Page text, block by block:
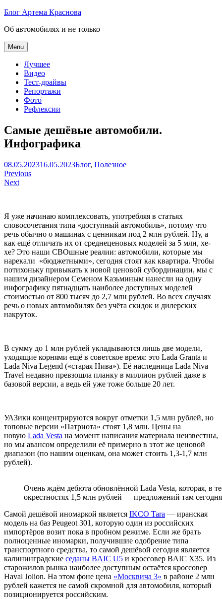
Skip
content
Блог Артема Краснова
Об автомобилях и не только
Menu
Лучшее
Видео
Тест-драйвы
Репортажи
Фото
Рефлексии
Самые дешёвые автомобили.
Инфографика
Артем
Краснов
08.05.202316.05.2023Блог, Полезное
Навигация
по
Previous
Next
Я уже начинаю комплексовать, употребляя в статьях
словосочетания типа «доступный автомобиль», потому что
речь обычно о машинах с ценникам под 2 млн рублей. Ну, а
как ещё отличать их от среднеценовых моделей за 5 млн, хе-
хе? Это наши СВОшные реалии: автомобили, которые мы
нарекали «бюджетными», сегодня стоят как квартира. Чтобы
потихоньку привыкать к новой ценовой субординации, мы с
нашим дизайнером Семеном Казьминым нанесли на одну
инфографику пятнадцать наиболее доступных моделей
стоимостью от 800 тысяч до 2,7 млн рублей. Во всех случаях
речь о новых автомобилях без учёта скидок и дилерских
накруток.
В сумму до 1 млн рублей укладываются лишь две модели,
уходящие корнями ещё в советское время: это Lada Granta и
Lada Niva Legend («старая Нива»). Её наследница Lada Niva
Travel недавно превзошла планку в миллион рублей даже в
базовой версии, а ведь ей уже тоже больше 20 лет.
УАЗики концентрируются вокруг отметки 1,5 млн рублей, но
топовые версии «Патриота» стоят 1,8 млн. Цены на
новую Lada Vesta на момент написания материала неизвестны,
но мы авансом определили её примерно в этот же ценовой
диапазон (по нашим оценкам, она может стоить 1,3-1,7 млн
рублей).
Очень ждём дебюта обновлённой Lada Vesta, которая, в
окрестностях 1,5 млн рублей — предложений там
Самой дешёвой иномаркой является IKCO Tara — иранская
модель на баз Peugeot 301, которую один из российских
импортёров возит пока в пробном режиме. Если же брать
полноценные иномарки, получившие одобрение типа
транспортного средства, то самой дешёвой сегодня является
калининградские седаны BAIC U5 и кроссовер BAIC X35. Из
старожилов рынка наиболее доступным остаётся кроссовер
Haval Jolion. На этом фоне цена «Москвича 3» в районе 2 млн
рублей кажется не самой скромной для автомобиля, который
позиционируется российским.